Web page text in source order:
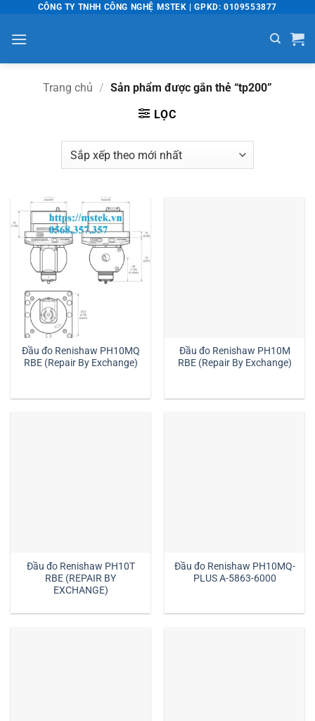
nội
dung
CÔNG TY TNHH CÔNG NGHỆ MSTEK | GPKD: 0109553877
Trang chủ / Sản phẩm được gắn thẻ “tp200”
LỌC
Đầu đo Renishaw PH10MQ
RBE (Repair By Exchange)
Đầu đo Renishaw PH10M
RBE (Repair By Exchange)
Đầu đo Renishaw PH10T
RBE (REPAIR BY
EXCHANGE)
Đầu đo Renishaw PH10MQ-
PLUS A-5863-6000